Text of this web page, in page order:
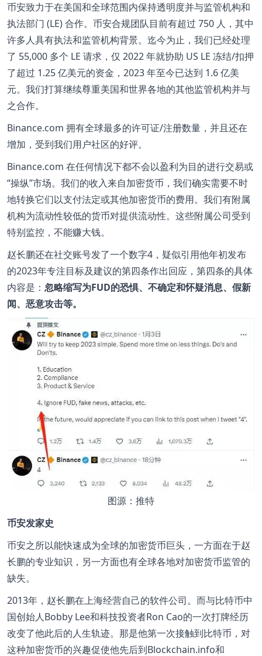
币安致力于在美国和全球范围内保持透明度并与监管机构和
执法部门 (LE) 合作。币安合规团队目前有超过 750 人，其中
许多人具有执法和监管机构背景。迄今为止，我们已经处理
了 55,000 多个 LE 请求，仅 2022 年就协助 US LE 冻结/扣押
了超过 1.25 亿美元的资金，2023 年至今已达到 1.6 亿美
元。我们打算继续尊重美国和世界各地的其他监管机构并与
之合作。
Binance.com 拥有全球最多的许可证/注册数量，并且还在
增加，受到我们用户社区的好评。
Binance.com 在任何情况下都不会以盈利为目的进行交易或
“操纵”市场。我们的收入来自加密货币，我们确实需要不时
地转换它们以支付法定或其他加密货币的费用。我们有附属
机构为流动性较低的货币对提供流动性。这些附属公司受到
特别监控，不能赚大钱。
赵长鹏还在社交账号发了一个数字4，疑似引用他年初发布
的2023年专注目标及建议的第四条作出回应，第四条的具体
内容是： 忽略缩写为FUD的恐惧、不确定和怀疑消息、假新
闻、恶意攻击等。
图源：推特
币安发家史
币安之所以能快速成为全球的加密货币巨头，一方面在于赵
长鹏的专业知识，另一方面也有全球各地对加密货币监管的
缺失。
2013年，赵长鹏在上海经营自己的软件公司。而与比特币中
国创始人Bobby Lee和科技投资者Ron Cao的一次打牌经历
改变了他此后的人生轨迹。那是他第一次接触到比特币，对
这种加密货币的兴趣促使他先后到Blockchain.info和